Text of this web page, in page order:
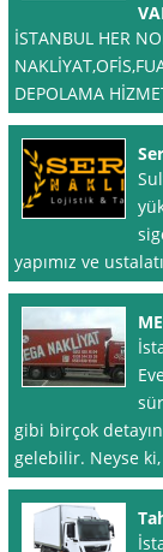
İSTANBUL HER
DEPOLAMA
yapımız ve
gibi birçok
gelebilir. Neyse